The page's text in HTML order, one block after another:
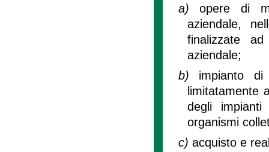
a)opere di
aziendale,
finalizzate
aziendale;
b) impianto
limitatamente
degli
organismi
c) acquisto e